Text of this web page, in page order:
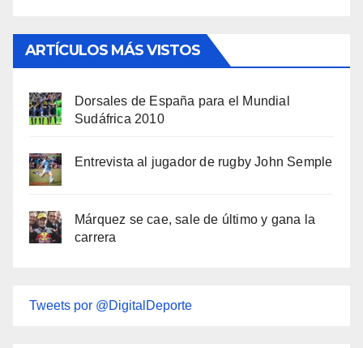
ARTÍCULOS MÁS VISTOS
Dorsales de España para el Mundial
Sudáfrica 2010
Entrevista al jugador de rugby John Semple
Márquez se cae, sale de último y gana la
carrera
Tweets por @DigitalDeporte